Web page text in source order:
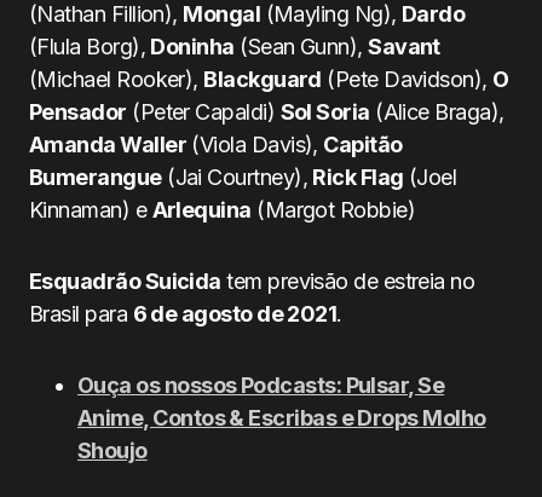
(Nathan Fillion), Mongal (Mayling Ng), Dardo
(Flula Borg), Doninha (Sean Gunn),Savant
(Michael Rooker), Blackguard (Pete Davidson), O
Pensador (Peter Capaldi) Sol Soria (Alice Braga),
Amanda Waller(Viola Davis), Capitão
Bumerangue(Jai Courtney), Rick Flag (Joel
Kinnaman) eArlequina (Margot Robbie)
Esquadrão Suicida tem previsão de estreia no
Brasil para 6 de agosto de 2021.
Ouça os nossos Podcasts: Pulsar, Se
Anime, Contos & Escribas e Drops Molho
Shoujo